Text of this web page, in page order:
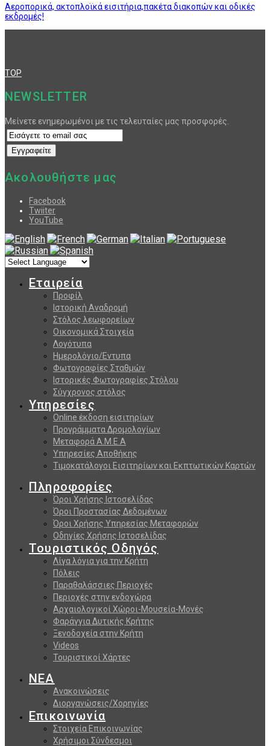
Αεροπορικά, ακτοπλοϊκά εισιτήρια,πακέτα διακοπών και οδικές
εκδρομές!
TOP
NEWSLETTER
Μείνετε ενημερωμένοι με τις τελευταίες μας προσφορές.
Ακολουθήστε μας
Facebook
Twiiter
YouTube
Εταιρεία
Προφίλ
Ιστορική Αναδρομή
Στόλος λεωφορείων
Οικονομικά Στοιχεία
Λογότυπα
Ημερολόγιο/Εντυπα
Φωτογραφίες Σταθμών
Ιστορικές Φωτογραφίες Στόλου
Σύγχρονος στόλος
Υπηρεσίες
Online έκδοση εισιτηρίων
Προγράμματα Δρομολογίων
Μεταφορά Α.Μ.Ε.Α
Υπηρεσίες Αποθήκης
Τιμοκατάλογοι Εισιτηρίων και Εκπτωτικών Καρτών
Πληροφορίες
Όροι Χρήσης Ιστοσελίδας
Όροι Προστασίας Δεδομένων
Όροι Χρήσης Υπηρεσίας Μεταφορών
Οδηγίες Χρήσης Ιστοσελίδας
Τουριστικός Οδηγός
Λίγα λόγια για την Κρήτη
Πόλεις
Παραθαλάσσιες Περιοχές
Περιοχές στην ενδοχώρα
Αρχαιολογικοί Χώροι-Μουσεία-Μονές
Φαράγγια Δυτικής Κρήτης
Ξενοδοχεία στην Κρήτη
Videos
Τουριστικοί Χάρτες
ΝΕΑ
Ανακοινώσεις
Διοργανώσεις/Χορηγίες
Επικοινωνία
Στοιχεία Επικοινωνίας
Χρήσιμοι Σύνδεσμοι